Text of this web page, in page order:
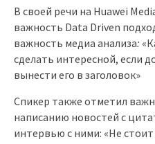
В своей речи на Huawei
важность Data Driven
важность медиа анализа:
сделать интересной, если
вынести его в заголовок»
Спикер также отметил
написанию новостей с
интервью с ними: «Не